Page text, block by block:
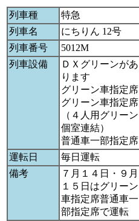
列車種
特急
列車名
にちりん 12号
列車番号
5012M
列車設備
ＤＸグリーンがあ
ります
グリーン車指定席
グリーン車指定席
（４人用グリーン
個室連結）
普通車一部指定席
運転日
毎日運転
備考
７月１４日・９月
１５日はグリーン
車指定席普通車一
部指定席で運転